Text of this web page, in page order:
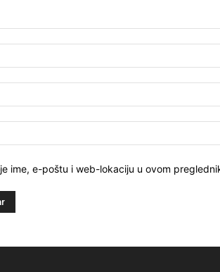
ime, e-poštu i web-lokaciju u ovom